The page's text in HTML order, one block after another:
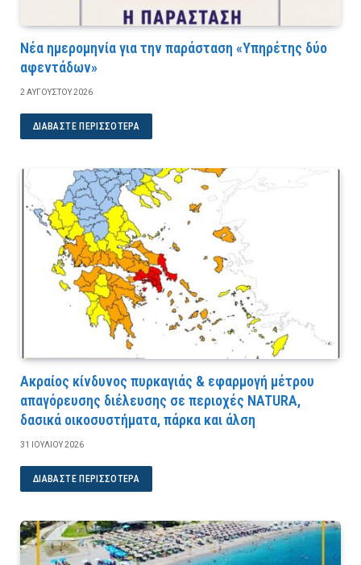
Νέα ημερομηνία για την παράσταση «Υπηρέτης δύο
αφεντάδων»
2 ΑΥΓΟΎΣΤΟΥ 2026
ΔΙΑΒΆΣΤΕ ΠΕΡΙΣΣΌΤΕΡΑ
Ακραίος κίνδυνος πυρκαγιάς & εφαρμογή μέτρου
απαγόρευσης διέλευσης σε περιοχές NATURA,
δασικά οικοσυστήματα, πάρκα και άλση
31 ΙΟΥΛΊΟΥ 2026
ΔΙΑΒΆΣΤΕ ΠΕΡΙΣΣΌΤΕΡΑ